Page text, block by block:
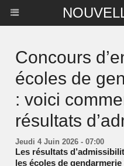
Concours
écoles de
: voici
résultats
Jeudi 4 Juin 2026 - 07:00
Les résultats
les écoles de